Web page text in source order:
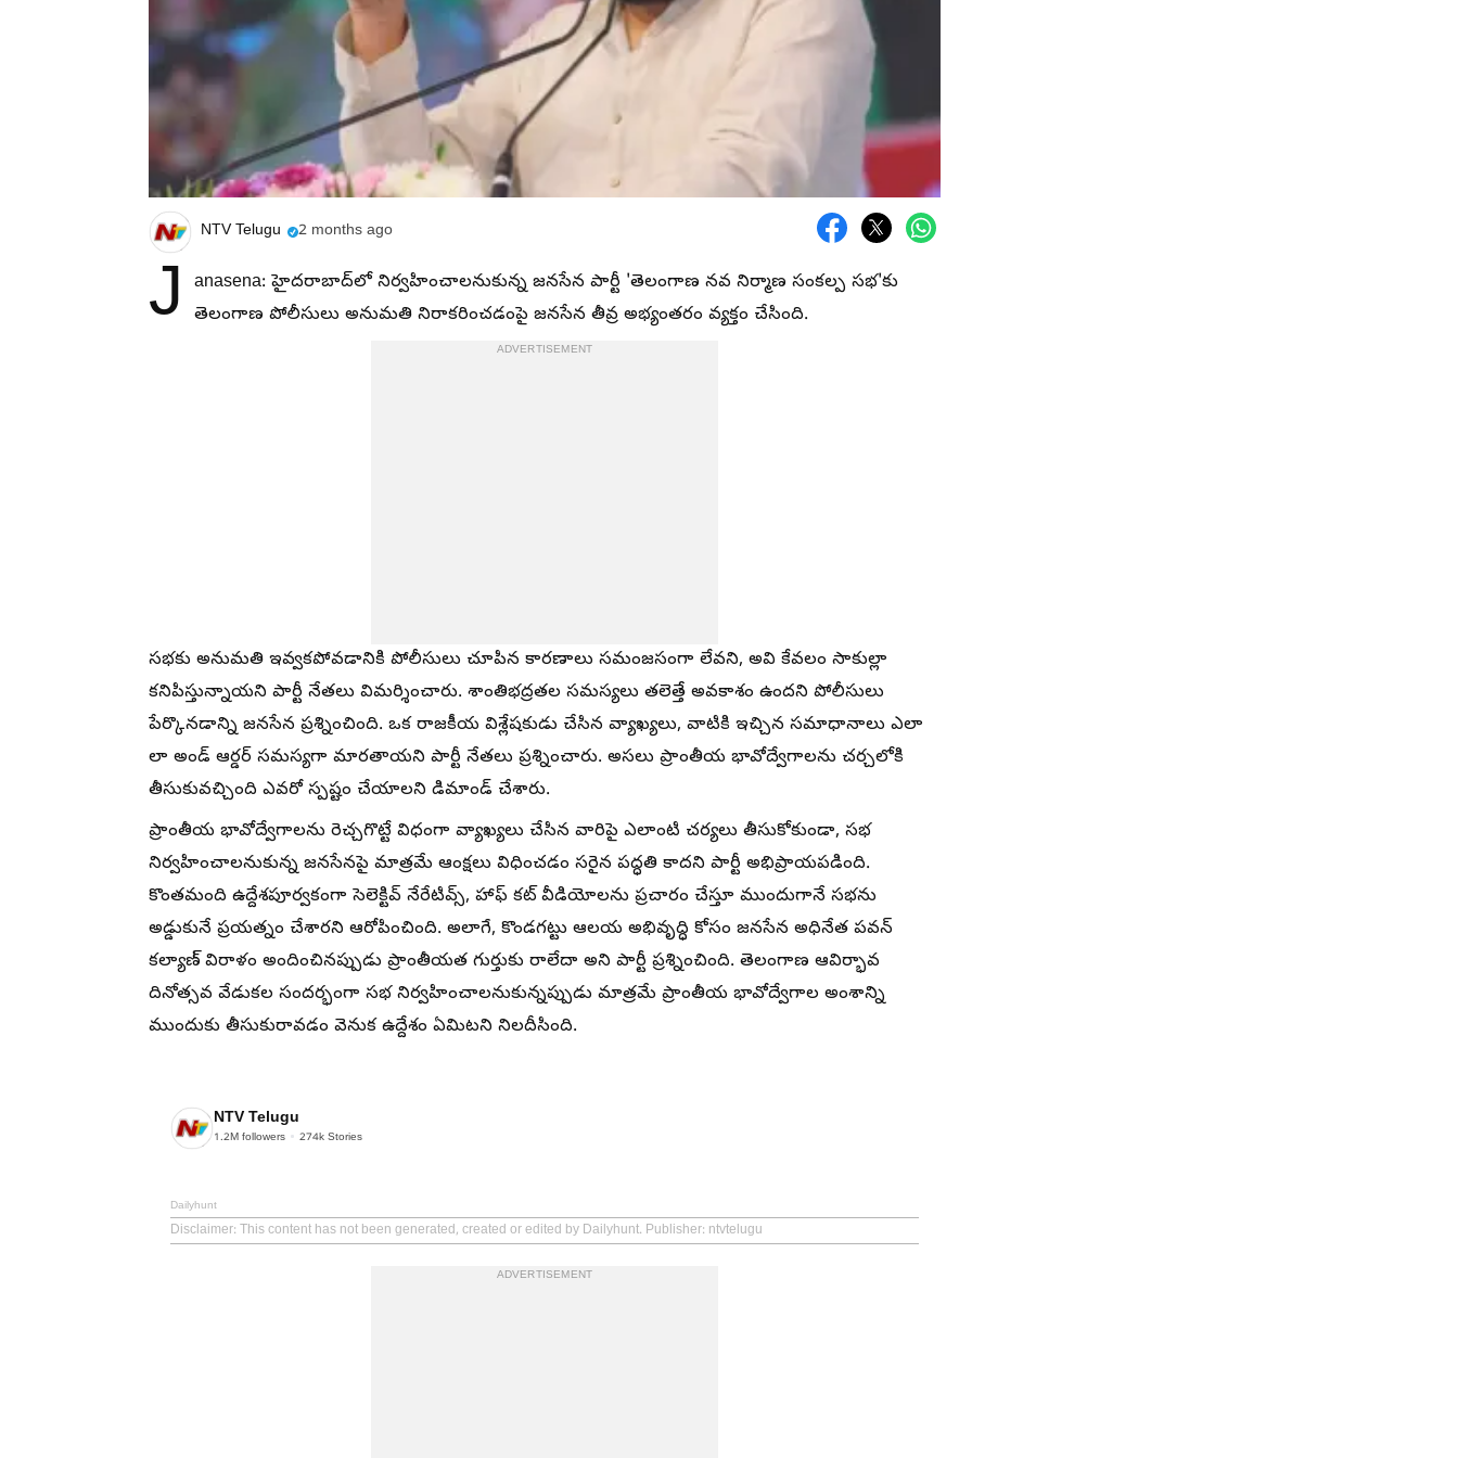
NTV Telugu 2 months ago
J
anasena: హైదరాబాద్‌లో నిర్వహించాలనుకున్న జనసేన పార్టీ 'తెలంగాణ నవ నిర్మాణ సంకల్ప సభ'కు
తెలంగాణ పోలీసులు అనుమతి నిరాకరించడంపై జనసేన తీవ్ర అభ్యంతరం వ్యక్తం చేసింది.
ADVERTISEMENT
సభకు అనుమతి ఇవ్వకపోవడానికి పోలీసులు చూపిన కారణాలు సమంజసంగా లేవని, అవి కేవలం సాకుల్లా
కనిపిస్తున్నాయని పార్టీ నేతలు విమర్శించారు. శాంతిభద్రతల సమస్యలు తలెత్తే అవకాశం ఉందని పోలీసులు
పేర్కొనడాన్ని జనసేన ప్రశ్నించింది. ఒక రాజకీయ విశ్లేషకుడు చేసిన వ్యాఖ్యలు, వాటికి ఇచ్చిన సమాధానాలు ఎలా
లా అండ్ ఆర్డర్ సమస్యగా మారతాయని పార్టీ నేతలు ప్రశ్నించారు. అసలు ప్రాంతీయ భావోద్వేగాలను చర్చలోకి
తీసుకువచ్చింది ఎవరో స్పష్టం చేయాలని డిమాండ్ చేశారు.
ప్రాంతీయ భావోద్వేగాలను రెచ్చగొట్టే విధంగా వ్యాఖ్యలు చేసిన వారిపై ఎలాంటి చర్యలు తీసుకోకుండా, సభ
నిర్వహించాలనుకున్న జనసేనపై మాత్రమే ఆంక్షలు విధించడం సరైన పద్ధతి కాదని పార్టీ అభిప్రాయపడింది.
కొంతమంది ఉద్దేశపూర్వకంగా సెలెక్టివ్ నేరేటివ్స్, హాఫ్ కట్ వీడియోలను ప్రచారం చేస్తూ ముందుగానే సభను
అడ్డుకునే ప్రయత్నం చేశారని ఆరోపించింది. అలాగే, కొండగట్టు ఆలయ అభివృద్ధి కోసం జనసేన అధినేత పవన్
కల్యాణ్‌ విరాళం అందించినప్పుడు ప్రాంతీయత గుర్తుకు రాలేదా అని పార్టీ ప్రశ్నించింది. తెలంగాణ ఆవిర్భావ
దినోత్సవ వేడుకల సందర్భంగా సభ నిర్వహించాలనుకున్నప్పుడు మాత్రమే ప్రాంతీయ భావోద్వేగాల అంశాన్ని
ముందుకు తీసుకురావడం వెనుక ఉద్దేశం ఏమిటని నిలదీసింది.
NTV Telugu
1.2M followers 274k Stories
Dailyhunt
Disclaimer: This content has not been generated, created or edited by Dailyhunt. Publisher: ntvtelugu
ADVERTISEMENT